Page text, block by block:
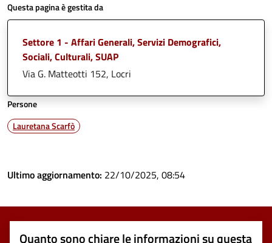
Questa pagina è gestita da
Settore 1 - Affari Generali, Servizi Demografici,
Sociali, Culturali, SUAP
Via G. Matteotti 152, Locri
Persone
Lauretana Scarfò
Ultimo aggiornamento: 22/10/2025, 08:54
Quanto sono chiare le informazioni su questa